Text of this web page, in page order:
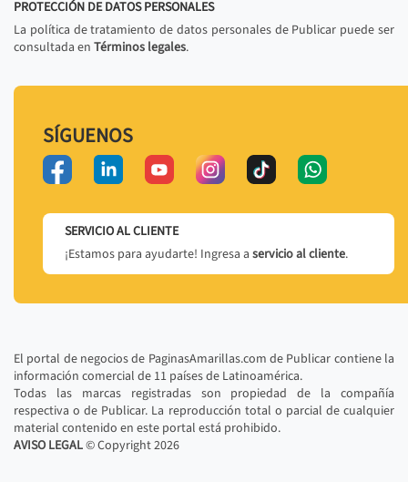
PROTECCIÓN DE DATOS PERSONALES
La política de tratamiento de datos personales de Publicar puede ser
consultada en Términos legales.
SÍGUENOS
SERVICIO AL CLIENTE
¡Estamos para ayudarte! Ingresa a servicio al cliente.
El portal de negocios de PaginasAmarillas.com de Publicar contiene la
información comercial de 11 países de Latinoamérica.
Todas las marcas registradas son propiedad de la compañía
respectiva o de Publicar. La reproducción total o parcial de cualquier
material contenido en este portal está prohibido.
AVISO LEGAL© Copyright2026